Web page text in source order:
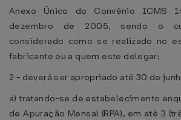
Anexo Único do Convênio ICMS
dezembro de 2005, sendo o
considerado como se realizado no
fabricante ou a quem este delegar;
2 - deverá ser apropriado até 30 de
a) tratando-se de estabelecimento
de Apuração Mensal (RPA), em até 3